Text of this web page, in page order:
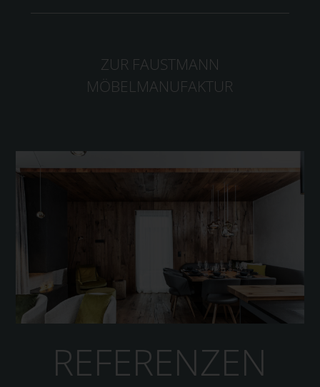
ZUR FAUSTMANN
MÖBELMANUFAKTUR
REFERENZEN